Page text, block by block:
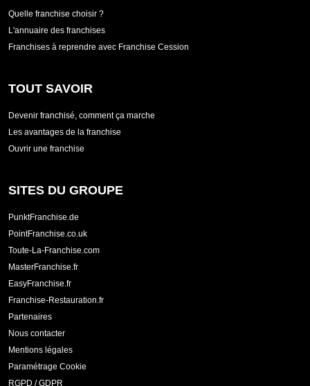
Quelle franchise choisir ?
L'annuaire des franchises
Franchises à reprendre avec Franchise Cession
TOUT SAVOIR
Devenir franchisé, comment ça marche
Les avantages de la franchise
Ouvrir une franchise
SITES DU GROUPE
PunktFranchise.de
PointFranchise.co.uk
Toute-La-Franchise.com
MasterFranchise.fr
EasyFranchise.fr
Franchise-Restauration.fr
Partenaires
Nous contacter
Mentions légales
Paramétrage Cookie
RGPD / GDPR